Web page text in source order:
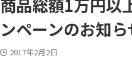
商品総額1万円以
ンペーンのお知ら
2017年2月2日